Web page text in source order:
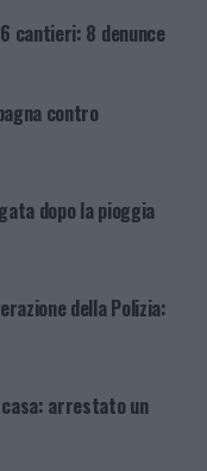
cantieri: 8 denunce
contro
dopo la pioggia
della Polizia:
arrestato un